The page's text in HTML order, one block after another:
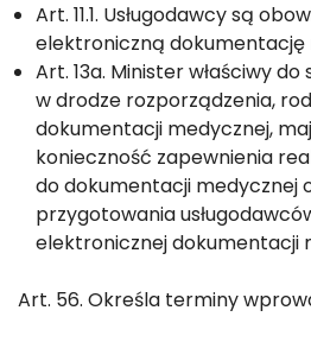
Art. 11.1. Usługodawcy są
elektroniczną dokumentację
Art. 13a. Minister właściwy
w drodze rozporządzenia,
dokumentacji medycznej,
konieczność zapewnienia
do dokumentacji medycznej
przygotowania
elektronicznej dokumentacji
Art. 56. Określa terminy